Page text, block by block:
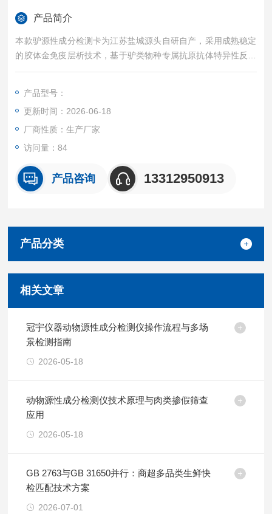
产品简介
本款驴源性成分检测卡为江苏盐城源头自研自产，采用成熟稳定
的胶体金免疫层析技术，基于驴类物种专属抗原抗体特异性反应
原理设计，靶向识别驴源性特征蛋白成分。产品物种识别专一性
叉反应，驴肉成分检测精准度高。同时具备良好的抗干扰能力，
可有效抵御冷冻储存、腌制调味、高温卤煮、深加工塑形等工艺
影响，生鲜肉制品、熟制熟食、预制调理食材、驴皮原料均可稳
定检测，
产品型号：
更新时间：2026-06-18
厂商性质：生产厂家
访问量：84
产品咨询 13312950913
产品分类
相关文章
冠宇仪器动物源性成分检测仪操作流程与多场
景检测指南
2026-05-18
动物源性成分检测仪技术原理与肉类掺假筛查
应用
2026-05-18
GB 2763与GB 31650并行：商超多品类生鲜快
检匹配技术方案
2026-07-01